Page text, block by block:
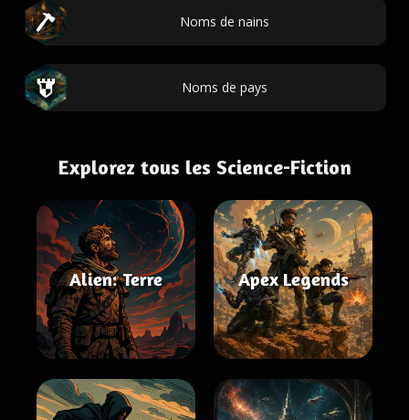
Noms de nains
Noms de pays
Explorez tous les Science-Fiction
Alien: Terre Apex Legends